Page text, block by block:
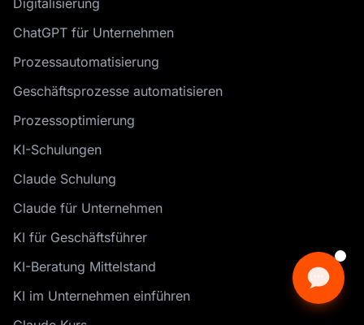
Digitalisierung
ChatGPT für Unternehmen
Prozessautomatisierung
Geschäftsprozesse automatisieren
Prozessoptimierung
KI-Schulungen
Claude Schulung
Claude für Unternehmen
KI für Geschäftsführer
KI-Beratung Mittelstand
KI im Unternehmen einführen